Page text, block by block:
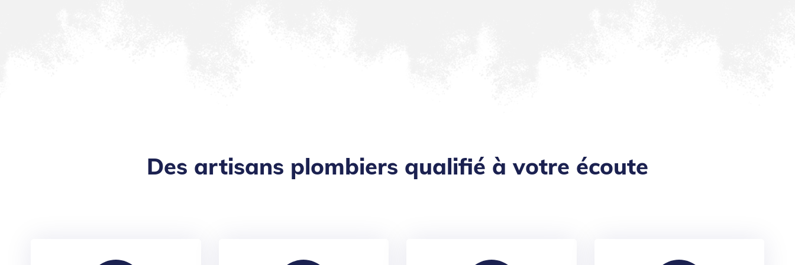
Des artisans plombiers qualifié à votre écoute